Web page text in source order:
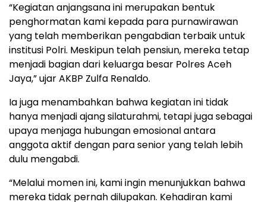
“Kegiatan anjangsana ini merupakan bentuk
penghormatan kami kepada para purnawirawan
yang telah memberikan pengabdian terbaik untuk
institusi Polri. Meskipun telah pensiun, mereka tetap
menjadi bagian dari keluarga besar Polres Aceh
Jaya,” ujar AKBP Zulfa Renaldo.
Ia juga menambahkan bahwa kegiatan ini tidak
hanya menjadi ajang silaturahmi, tetapi juga sebagai
upaya menjaga hubungan emosional antara
anggota aktif dengan para senior yang telah lebih
dulu mengabdi.
“Melalui momen ini, kami ingin menunjukkan bahwa
mereka tidak pernah dilupakan. Kehadiran kami